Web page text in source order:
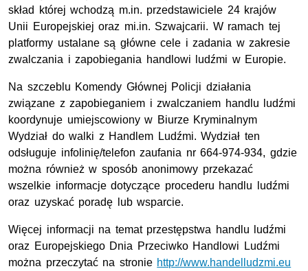
skład której wchodzą m.in. przedstawiciele 24 krajów
Unii Europejskiej oraz mi.in. Szwajcarii. W ramach tej
platformy ustalane są główne cele i zadania w zakresie
zwalczania i zapobiegania handlowi ludźmi w Europie.
Na szczeblu Komendy Głównej Policji działania
związane z zapobieganiem i zwalczaniem handlu ludźmi
koordynuje umiejscowiony w Biurze Kryminalnym
Wydział do walki z Handlem Ludźmi. Wydział ten
odsługuje infolinię/telefon zaufania nr 664-974-934, gdzie
można również w sposób anonimowy przekazać
wszelkie informacje dotyczące procederu handlu ludźmi
oraz uzyskać poradę lub wsparcie.
Więcej informacji na temat przestępstwa handlu ludźmi
oraz Europejskiego Dnia Przeciwko Handlowi Ludźmi
można przeczytać na stronie http://www.handelludzmi.eu